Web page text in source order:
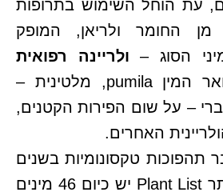
עת הוחל השימוש בתרופות
החומר ולריאן, המופק
הסוג – ולריינה רפואית
). תואר המין pumila, מלטינית –
– על שום הפירות הקטנים,
האחרים.
תהפוכות טקסונומיות בשנים
האחרונות. לפי אתר Plant List יש כיום 46 מינים